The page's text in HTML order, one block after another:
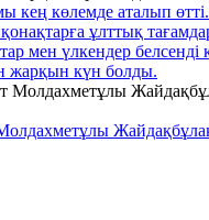
көлемде аталып өтті.
қонақтарға ұлттық
мен үлкендер
жарқын күн болды.
Жайдақбұлақ